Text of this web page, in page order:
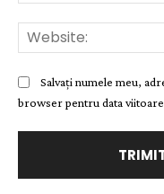
Salvați numele meu,
browser pentru data